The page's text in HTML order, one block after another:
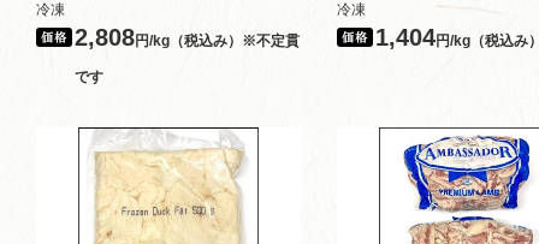
冷凍
2,808円/kg（税込み）※不定貫
です
冷凍
1,404円/kg（税込み